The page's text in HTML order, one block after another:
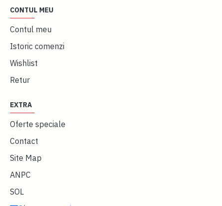
CONTUL MEU
Contul meu
Istoric comenzi
Wishlist
Retur
EXTRA
Oferte speciale
Contact
Site Map
ANPC
SOL